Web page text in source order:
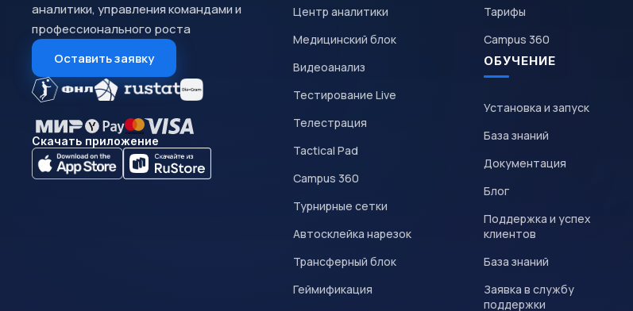
аналитики, управления командами и
профессионального роста
Оставить заявку
Скачать приложение
Центр аналитики
Медицинский блок
Видеоанализ
Тестирование Live
Телестрация
Tactical Pad
Campus 360
Турнирные сетки
Автосклейка нарезок
Трансферный блок
Геймификация
Тарифы
Campus 360
ОБУЧЕНИЕ
Установка и запуск
База знаний
Документация
Блог
Поддержка и успех
клиентов
База знаний
Заявка в службу
поддержки